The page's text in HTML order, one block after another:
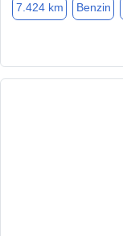
7.424 km Benzin